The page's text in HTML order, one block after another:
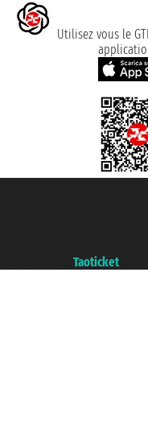
Utilisez vous le
Taoticket